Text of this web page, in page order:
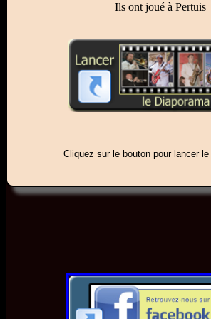
Ils ont joué à Pertuis
Cliquez sur le bouton pour lancer le